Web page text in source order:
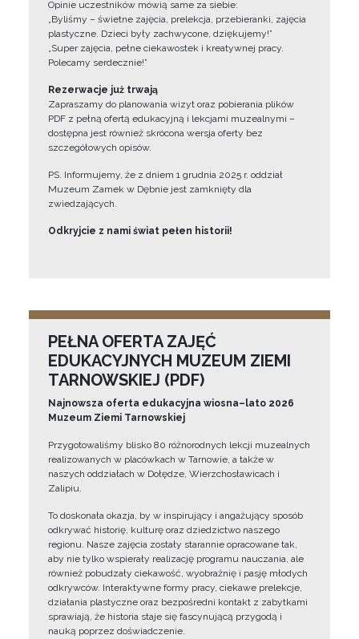
Opinie uczestników mówią same za siebie:
„Byliśmy – świetne zajęcia, prelekcja, przebieranki, zajęcia
plastyczne. Dzieci były zachwycone, dziękujemy!”
„Super zajęcia, pełne ciekawostek i kreatywnej pracy.
Polecamy serdecznie!”
Rezerwacje już trwają
Zapraszamy do planowania wizyt oraz pobierania plików
PDF z pełną ofertą edukacyjną i lekcjami muzealnymi –
dostępna jest również skrócona wersja oferty bez
szczegółowych opisów.
PS. Informujemy, że z dniem 1 grudnia 2025 r. oddział
Muzeum Zamek w Dębnie jest zamknięty dla
zwiedzających.
Odkryjcie z nami świat pełen historii!
PEŁNA OFERTA ZAJĘĆ
EDUKACYJNYCH MUZEUM ZIEMI
TARNOWSKIEJ (PDF)
Najnowsza oferta edukacyjna wiosna–lato 2026
Muzeum Ziemi Tarnowskiej
Przygotowaliśmy blisko 80 różnorodnych lekcji muzealnych
realizowanych w placówkach w Tarnowie, a także w
naszych oddziałach w Dołędze, Wierzchosławicach i
Zalipiu.
To doskonała okazja, by w inspirujący i angażujący sposób
odkrywać historię, kulturę oraz dziedzictwo naszego
regionu. Nasze zajęcia zostały starannie opracowane tak,
aby nie tylko wspierały realizację programu nauczania, ale
również pobudzały ciekawość, wyobraźnię i pasję młodych
odkrywców. Interaktywne formy pracy, ciekawe prelekcje,
działania plastyczne oraz bezpośredni kontakt z zabytkami
sprawiają, że historia staje się fascynującą przygodą i
nauką poprzez doświadczenie.